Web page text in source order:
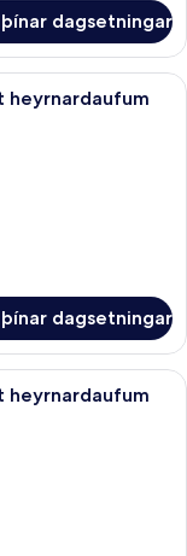
dagsetningar
bómull, rúmföt
heyrnardaufum
dagsetningar
bómull, rúmföt
heyrnardaufum